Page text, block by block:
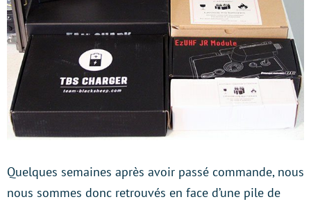
Quelques semaines après avoir passé commande, nous
nous sommes donc retrouvés en face d’une pile de